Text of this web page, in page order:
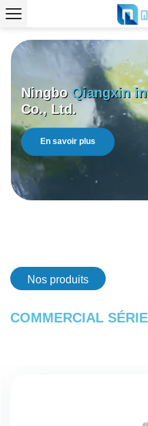
Ningbo Qiangxin
Co., Ltd.
En savoir plus
Nos produits
COMMERCIAL SÉRIE